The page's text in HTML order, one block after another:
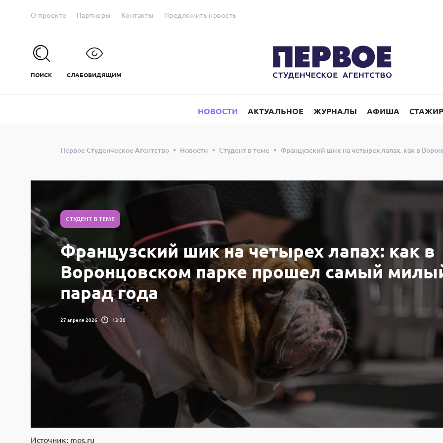
О проекте Партнеры Контакты Предложить новость
ПОИСК СЛАБОВИДЯЩИМ
НОВОСТИ АКТУАЛЬНОЕ ЖУРНАЛЫ АФИША
Первое Студенческое Агентство Новости Студент в теме Французский шик на четырех лапах: как в
СТУДЕНТ В ТЕМЕ
Французский шик на четырех лапах: как в
Воронцовском парке прошел самый
парад года
27 апреля 2026 13:30
Источник: mos.ru